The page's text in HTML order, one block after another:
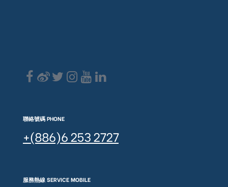
聯絡號碼 PHONE
+(886)6 253 2727
服務熱線 SERVICE MOBILE